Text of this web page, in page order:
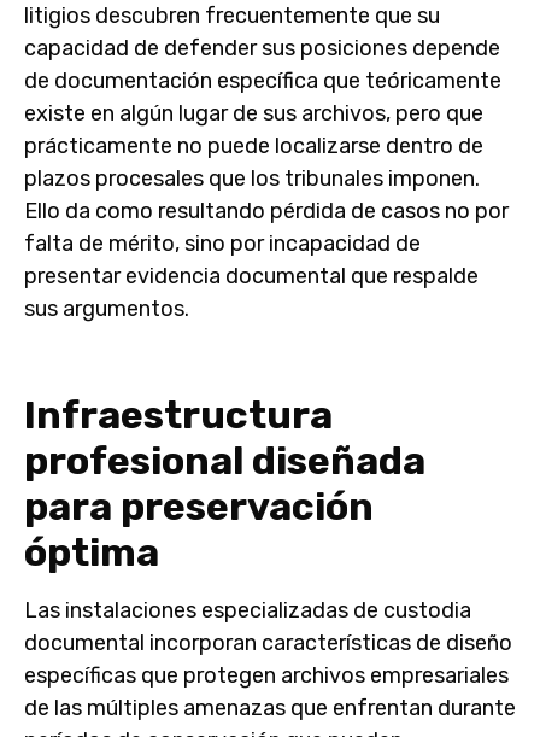
litigios descubren frecuentemente que su
capacidad de defender sus posiciones depende
de documentación específica que teóricamente
existe en algún lugar de sus archivos, pero que
prácticamente no puede localizarse dentro de
plazos procesales que los tribunales imponen.
Ello da como resultando pérdida de casos no por
falta de mérito, sino por incapacidad de
presentar evidencia documental que respalde
sus argumentos.
Infraestructura
profesional diseñada
para preservación
óptima
Las instalaciones especializadas de custodia
documental incorporan características de diseño
específicas que protegen archivos empresariales
de las múltiples amenazas que enfrentan durante